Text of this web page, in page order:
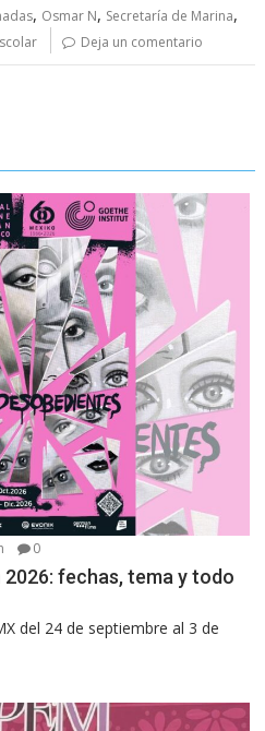
, Osmar N, Secretaría de Marina,
Deja un comentario
0
2026: fechas, tema y todo
del 24 de septiembre al 3 de